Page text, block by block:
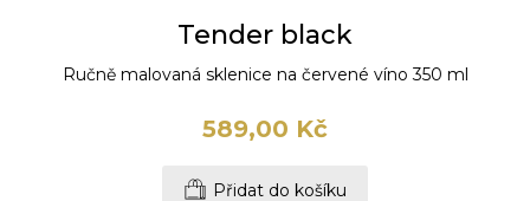
Tender black
Ručně malovaná sklenice na červené víno 350 ml
589,00 Kč
Přidat do košíku